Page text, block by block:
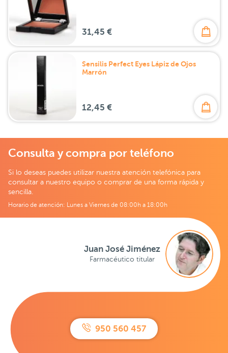
31,45 €
Sensilis Perfect Eyes Lápiz de Ojos
Marrón
12,45 €
Consulta y compra por teléfono
Si lo deseas puedes utilizar nuestra atención telefónica para
consultar a nuestro equipo o comprar de una forma rápida y
sencilla.
Horario de atención: Lunes a Viernes de 08:00h a 18:00h
950 560 457
Juan José Jiménez
Farmacéutico titular